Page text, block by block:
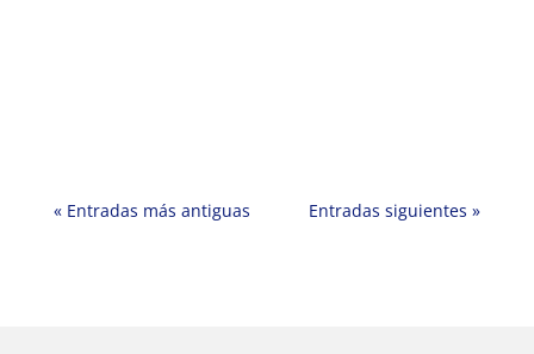
« Entradas más antiguas Entradas siguientes »